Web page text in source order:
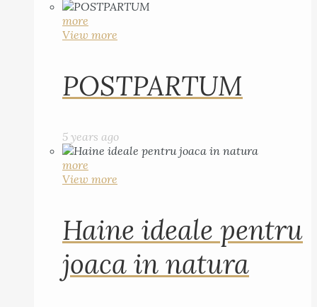
more
View more
POSTPARTUM
5 years ago
more
View more
Haine ideale pentru
joaca in natura